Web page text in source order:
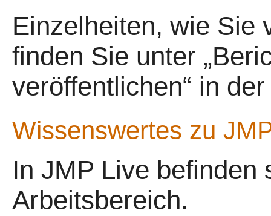
Einzelheiten, wie Sie
finden Sie unter
veröffentlichen“ in
Wissenswertes zu
In JMP Live befinden
Arbeitsbereich.